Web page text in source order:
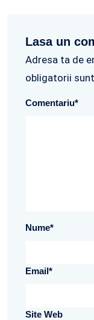
Lasa un
Adresa ta de
obligatorii
Comentariu*
Nume*
Email*
Site Web